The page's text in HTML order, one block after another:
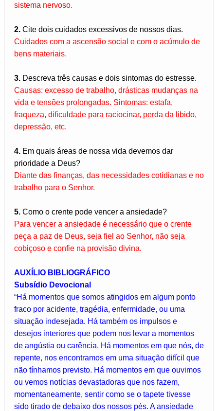
sistema nervoso.
2. Cite dois cuidados excessivos de nossos dias.
Cuidados com a ascensão social e com o acúmulo de
bens materiais.
3. Descreva três causas e dois sintomas do estresse.
Causas: excesso de trabalho, drásticas mudanças na
vida e tensões prolongadas. Sintomas: estafa,
fraqueza, dificuldade para raciocinar, perda da libido,
depressão, etc.
4. Em quais áreas de nossa vida devemos dar
prioridade a Deus?
Diante das finanças, das necessidades cotidianas e no
trabalho para o Senhor.
5. Como o crente pode vencer a ansiedade?
Para vencer a ansiedade é necessário que o crente
peça a paz de Deus, seja fiel ao Senhor, não seja
cobiçoso e confie na provisão divina.
AUXÍLIO BIBLIOGRÁFICO
Subsídio Devocional
“Há momentos que somos atingidos em algum ponto
fraco por acidente, tragédia, enfermidade, ou uma
situação indesejada. Há também os impulsos e
desejos interiores que podem nos levar a momentos
de angústia ou carência. Há momentos em que nós, de
repente, nos encontramos em uma situação difícil que
não tínhamos previsto. Há momentos em que ouvimos
ou vemos notícias devastadoras que nos fazem,
momentaneamente, sentir como se o tapete tivesse
sido tirado de debaixo dos nossos pés. A ansiedade